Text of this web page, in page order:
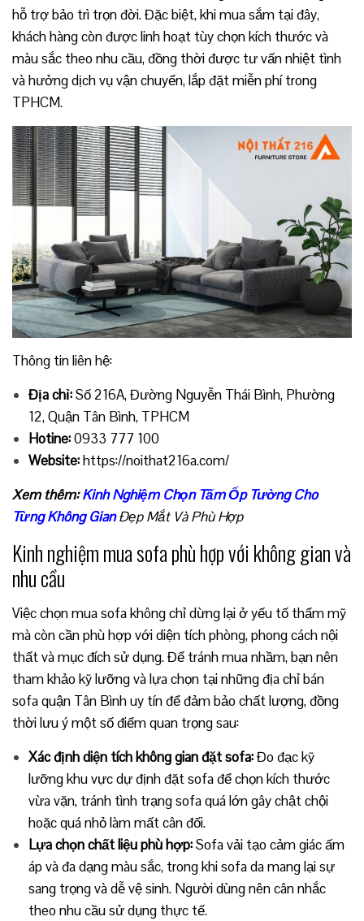
hỗ trợ bảo trì trọn đời. Đặc biệt, khi mua sắm tại đây,
khách hàng còn được linh hoạt tùy chọn kích thước và
màu sắc theo nhu cầu, đồng thời được tư vấn nhiệt tình
và hưởng dịch vụ vận chuyển, lắp đặt miễn phí trong
TPHCM.
Thông tin liên hệ:
Địa chỉ:Số 216A, Đường Nguyễn Thái Bình, Phường
12, Quận Tân Bình, TPHCM
Hotine:0933 777 100
Website:https://noithat216a.com/
Xem thêm:Kinh Nghiệm Chọn Tấm Ốp Tường Cho
Từng Không GianĐẹp Mắt Và Phù Hợp
Kinh nghiệm mua sofa phù hợp với không gian và
nhu cầu
Việc chọn mua sofa không chỉ dừng lại ở yếu tố thẩm mỹ
mà còn cần phù hợp với diện tích phòng, phong cách nội
thất và mục đích sử dụng. Để tránh mua nhầm, bạn nên
tham khảo kỹ lưỡng và lựa chọn tại những địa chỉ bán
sofa quận Tân Bình uy tín để đảm bảo chất lượng, đồng
thời lưu ý một số điểm quan trọng sau:
Xác định diện tích không gian đặt sofa:Đo đạc kỹ
lưỡng khu vực dự định đặt sofa để chọn kích thước
vừa vặn, tránh tình trạng sofa quá lớn gây chật chội
hoặc quá nhỏ làm mất cân đối.
Lựa chọn chất liệu phù hợp:Sofa vải tạo cảm giác ấm
áp và đa dạng màu sắc, trong khi sofa da mang lại sự
sang trọng và dễ vệ sinh. Người dùng nên cân nhắc
theo nhu cầu sử dụng thực tế.